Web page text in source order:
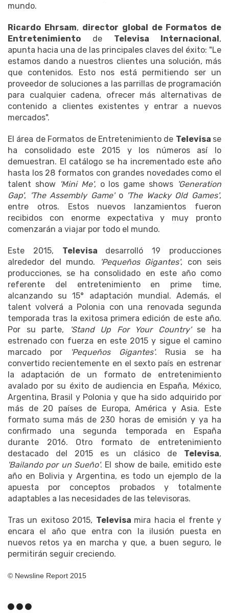
mundo.
Ricardo Ehrsam, director global de Formatos de
Entretenimiento de Televisa Internacional,
apunta hacia una de las principales claves del éxito: "Le
estamos dando a nuestros clientes una solución, más
que contenidos. Esto nos está permitiendo ser un
proveedor de soluciones a las parrillas de programación
para cualquier cadena, ofrecer más alternativas de
contenido a clientes existentes y entrar a nuevos
mercados".
El área de Formatos de Entretenimiento de Televisa se
ha consolidado este 2015 y los números así lo
demuestran. El catálogo se ha incrementado este año
hasta los 28 formatos con grandes novedades como el
talent show'Mini Me', o los game shows 'Generation
Gap', 'The Assembly Game' o 'The Wacky Old Games',
entre otros. Estos nuevos lanzamientos fueron
recibidos con enorme expectativa y muy pronto
comenzarán a viajar por todo el mundo.
Este 2015, Televisa desarrolló 19 producciones
alrededor del mundo. 'Pequeños Gigantes', con seis
producciones, se ha consolidado en este año como
referente del entretenimiento en prime time,
alcanzando su 15° adaptación mundial. Además, el
talent volverá a Polonia con una renovada segunda
temporada tras la exitosa primera edición de este año.
Por su parte,
'Stand Up For Your Country' se ha
estrenado con fuerza en este 2015 y sigue el camino
marcado por'Pequeños Gigantes'. Rusia se ha
convertido recientemente en el sexto país en estrenar
la adaptación de un formato de entretenimiento
avalado por su éxito de audiencia en España, México,
Argentina, Brasil y Polonia y que ha sido adquirido por
más de 20 países de Europa, América y Asia. Este
formato suma más de 230 horas de emisión y ya ha
confirmado una segunda temporada en España
durante 2016. Otro formato de entretenimiento
destacado del 2015 es un clásico de Televisa,
'Bailando por un Sueño'. El show de baile, emitido este
año en Bolivia y Argentina, es todo un ejemplo de la
apuesta por conceptos probados y totalmente
adaptables a las necesidades de las televisoras.
Tras un exitoso 2015, Televisa mira hacia el frente y
encara el año que entra con la ilusión puesta en
nuevos retos ya en marcha y que, a buen seguro, le
permitirán seguir creciendo.
© Newsline Report 2015